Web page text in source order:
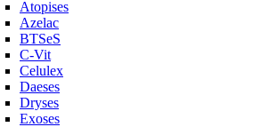
Atopises
Azelac
BTSeS
C‑Vit
Celulex
Daeses
Dryses
Exoses